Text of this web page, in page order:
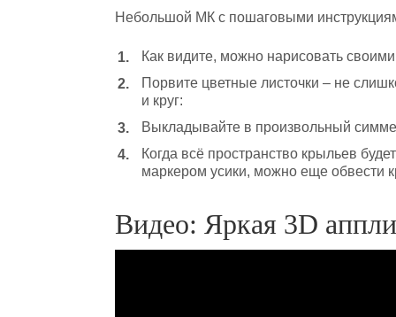
Небольшой МК с пошаговыми
Как видите, можно нарисовать
Порвите цветные листочки – не
и круг:
Выкладывайте в произвольный
Когда всё пространство крыльев
маркером усики, можно еще обвести
Видео: Яркая 3D